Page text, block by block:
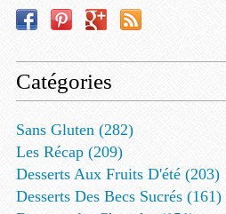
Catégories
Sans Gluten (282)
Les Récap (209)
Desserts Aux Fruits D'été (203)
Desserts Des Becs Sucrés (161)